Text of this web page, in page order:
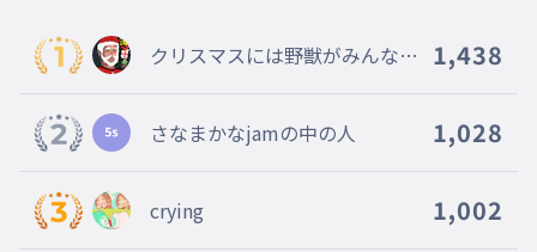
014 ジルコン
じるこん
おぶしでぃあん
ゆーくれーす
金剛先生
クリスマスには野獣がみんなの
1,438
さなまかなjamの中の人 1,028
crying 1,002